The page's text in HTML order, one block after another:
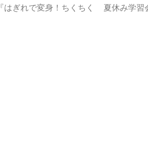
ぎれで変身！ちくちく
夏休み学